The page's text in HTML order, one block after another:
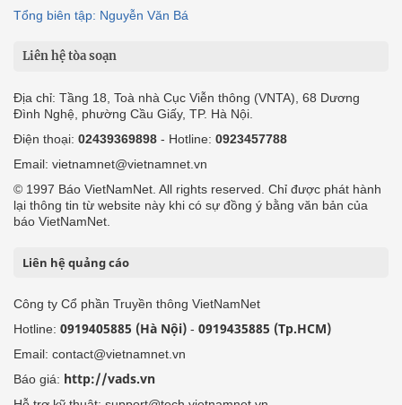
Tổng biên tập: Nguyễn Văn Bá
Liên hệ tòa soạn
Địa chỉ: Tầng 18, Toà nhà Cục Viễn thông (VNTA), 68 Dương
Đình Nghệ, phường Cầu Giấy, TP. Hà Nội.
Điện thoại: 02439369898 - Hotline: 0923457788
Email: vietnamnet@vietnamnet.vn
© 1997 Báo VietNamNet. All rights reserved. Chỉ được phát hành
lại thông tin từ website này khi có sự đồng ý bằng văn bản của
báo VietNamNet.
Liên hệ quảng cáo
Công ty Cổ phần Truyền thông VietNamNet
Hotline: 0919405885 (Hà Nội) - 0919435885 (Tp.HCM)
Email: contact@vietnamnet.vn
Báo giá: http://vads.vn